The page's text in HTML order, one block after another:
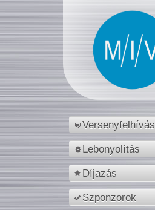
Versenyfelhívás
Lebonyolítás
Díjazás
Szponzorok